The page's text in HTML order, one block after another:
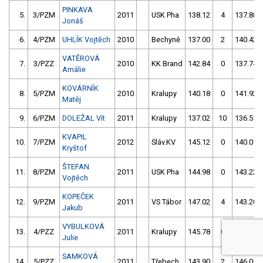
5. 3/PZM
PINKAVA
Jonáš
2011 USK Pha 138.12 4 137.88
6. 4/PZM UHLÍK Vojtěch 2010 Bechyně 137.00 2 140.42
7. 3/PZZ
VATĚROVÁ
Amálie
2010 KK Brand 142.84 0 137.74
8. 5/PZM
KOVÁRNÍK
Matěj
2010 Kralupy 140.18 0 141.92
9. 6/PZM DOLEŽAL Vít 2011 Kralupy 137.02 10 136.51
10. 7/PZM
KVAPIL
Kryštof
2012 Sláv.KV 145.12 0 140.01
11. 8/PZM
ŠTEFAN
Vojtěch
2011 USK Pha 144.98 0 143.22
12. 9/PZM
KOPEČEK
Jakub
2011 VS Tábor 147.02 4 143.20
13. 4/PZZ
VYBULKOVÁ
Julie
2011 Kralupy 145.78 0
SAMKOVÁ